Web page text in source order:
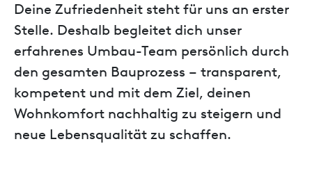
Deine Zufriedenheit steht für uns an erster
Stelle. Deshalb begleitet dich unser
erfahrenes Umbau-Team persönlich durch
den gesamten Bauprozess – transparent,
kompetent und mit dem Ziel, deinen
Wohnkomfort nachhaltig zu steigern und
neue Lebensqualität zu schaffen.